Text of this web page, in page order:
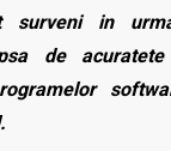
surveni in
de